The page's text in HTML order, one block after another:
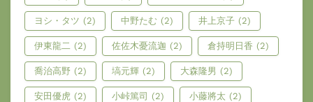
ヨシ・タツ (2) 中野たむ (2) 井上京子 (2)
伊東龍二 (2) 佐佐木憂流迦 (2) 倉持明日香 (2)
喬治高野 (2) 塙元輝 (2) 大森隆男 (2)
安田優虎 (2) 小峠篤司 (2) 小藤將太 (2)